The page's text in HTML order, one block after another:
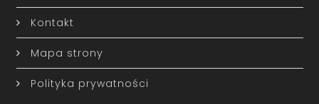
Kontakt
Mapa strony
Polityka prywatności